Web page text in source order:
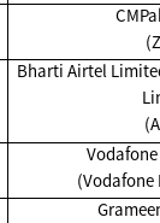
Bharti Airtel
(Vodafone